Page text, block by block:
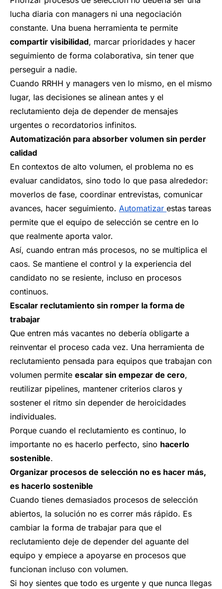
lucha diaria con managers ni una negociación
constante. Una buena herramienta te permite
compartir visibilidad, marcar prioridades y hacer
seguimiento de forma colaborativa, sin tener que
perseguir a nadie.
Cuando RRHH y managers ven lo mismo, en el mismo
lugar, las decisiones se alinean antes y el
reclutamiento deja de depender de mensajes
urgentes o recordatorios infinitos.
Automatización para absorber volumen sin perder
calidad
En contextos de alto volumen, el problema no es
evaluar candidatos, sino todo lo que pasa alrededor:
moverlos de fase, coordinar entrevistas, comunicar
avances, hacer seguimiento. Automatizar estas tareas
permite que el equipo de selección se centre en lo
que realmente aporta valor.
Así, cuando entran más procesos, no se multiplica el
caos. Se mantiene el control y la experiencia del
candidato no se resiente, incluso en procesos
continuos.
Escalar reclutamiento sin romper la forma de
trabajar
Que entren más vacantes no debería obligarte a
reinventar el proceso cada vez. Una herramienta de
reclutamiento pensada para equipos que trabajan con
volumen permite escalar sin empezar de cero,
reutilizar pipelines, mantener criterios claros y
sostener el ritmo sin depender de heroicidades
individuales.
Porque cuando el reclutamiento es continuo, lo
importante no es hacerlo perfecto, sino hacerlo
sostenible.
Organizar procesos de selección no es hacer más,
es hacerlo sostenible
Cuando tienes demasiados procesos de selección
abiertos, la solución no es correr más rápido. Es
cambiar la forma de trabajar para que el
reclutamiento deje de depender del aguante del
equipo y empiece a apoyarse en procesos que
funcionan incluso con volumen.
Si hoy sientes que todo es urgente y que nunca llegas